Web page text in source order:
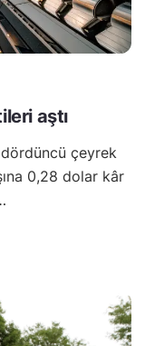
aştı
dördüncü çeyrek
0,28 dolar kâr